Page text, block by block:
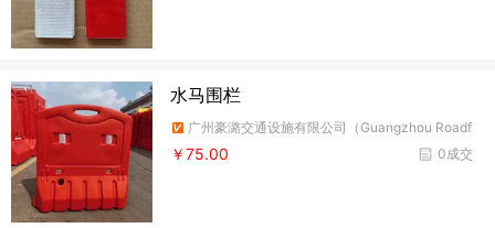
水马围栏
广州豪潞交通设施有限公司（Guangzhou Roadf
ire Traffic Facilities Co.,Ltd）
0成交
￥75.00